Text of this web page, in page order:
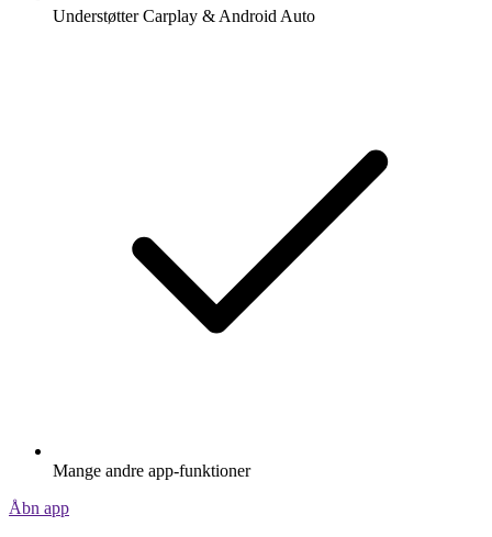
Understøtter Carplay & Android Auto
Mange andre app-funktioner
Åbn app